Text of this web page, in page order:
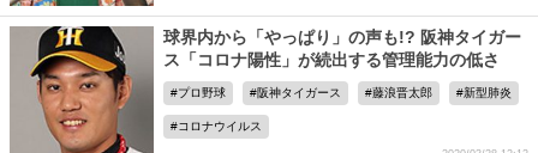
球界内から「やっぱり」の声も!? 阪神タイガー
ス「コロナ陽性」が続出する管理能力の低さ
プロ野球 阪神タイガース 藤浪晋太郎 新型肺炎
コロナウイルス